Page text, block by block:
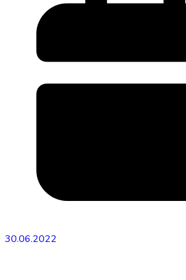
30.06.2022